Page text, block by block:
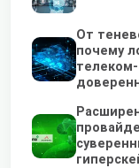
От
почему